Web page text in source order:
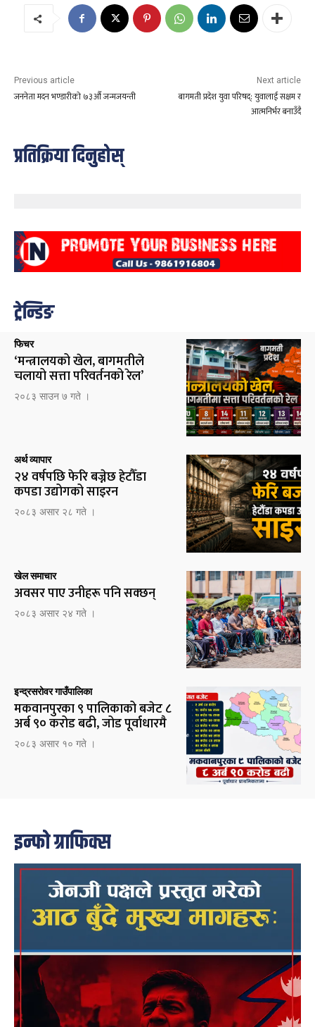
Previous article
जननेता मदन भण्डारीको ७३औँ जन्मजयन्ती
Next article
बागमती प्रदेश युवा परिषद्: युवालाई सक्षम र
आत्मनिर्भर बनाउँदै
प्रतिक्रिया दिनुहोस्
ट्रेन्डिङ
फिचर
‘मन्त्रालयको खेल, बागमतीले
चलायो सत्ता परिवर्तनको रेल’
२०८३ साउन ७ गते ।
अर्थ व्यापार
२४ वर्षपछि फेरि बज्नेछ हेटौँडा
कपडा उद्योगको साइरन
२०८३ असार २८ गते ।
खेल समाचार
अवसर पाए उनीहरू पनि सक्छन्
२०८३ असार २४ गते ।
इन्द्रसरोवर गाउँपालिका
मकवानपुरका ९ पालिकाको बजेट ८
अर्ब ९० करोड बढी, जोड पूर्वाधारमै
२०८३ असार १० गते ।
इन्फो ग्राफिक्स